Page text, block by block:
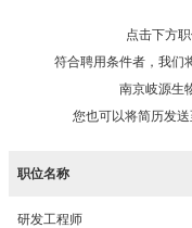
点击下方职
符合聘用条件者，我们
南京岐源生
您也可以将简历发送
职位名称
研发工程师